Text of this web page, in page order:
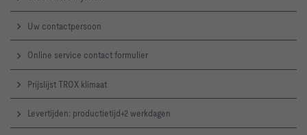
Uw contactpersoon
Online service contact formulier
Prijslijst TROX klimaat
Levertijden: productietijd+2 werkdagen